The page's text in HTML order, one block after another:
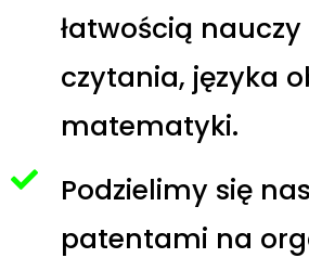
łatwością nauczy
czytania, języka
matematyki.
Podzielimy się
patentami na